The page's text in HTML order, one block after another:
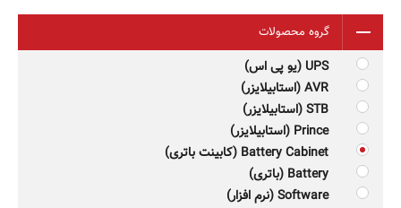
گروه محصولات
UPS (یو پی اس)
AVR (استابیلایزر)
STB (استابیلایزر)
Prince (استابیلایزر)
Battery Cabinet (کابینت باتری)
Battery (باتری)
Software (نرم افزار)